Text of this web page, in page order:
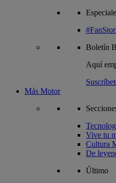
Boletín
Aquí
Más Motor
Vive tu
Cultura
De
Último